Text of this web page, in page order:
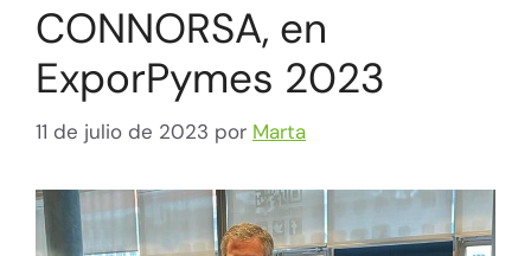
CONNORSA, en
ExporPymes 2023
11 de julio de 2023 por Marta